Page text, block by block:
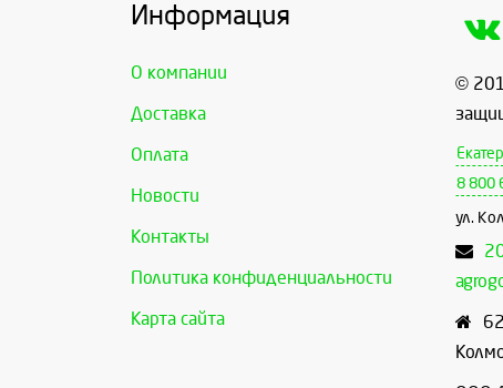
Информация
О компании
Доставка
Оплата
Новости
Контакты
Политика конфиденциальности
Карта сайта
©
8 800
ул.